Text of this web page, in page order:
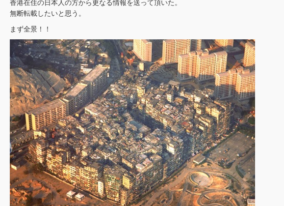
香港在住の日本人の方から更なる情報を送って頂いた。
無断転載したいと思う。
まず全景！！